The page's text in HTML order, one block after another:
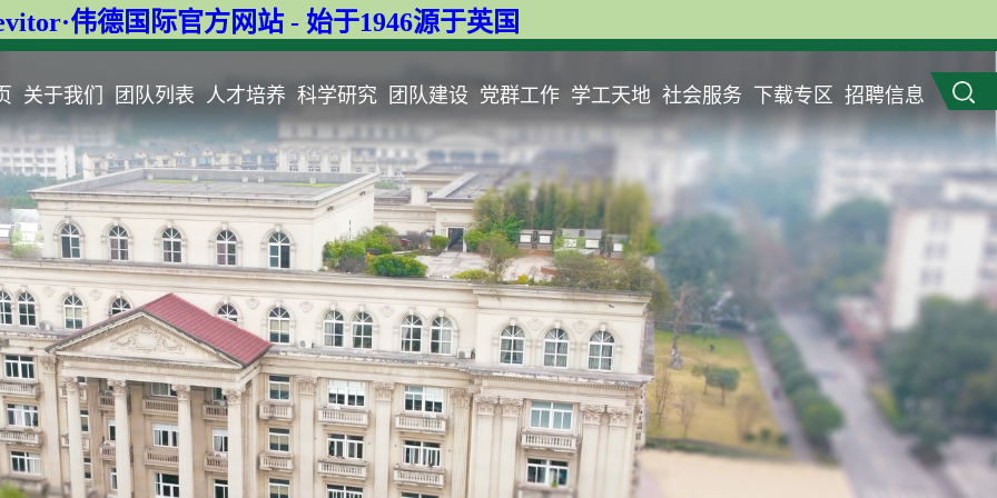
伟德国际官方网站 - 始于1946源于英国
关于我们 团队列表 人才培养 科学研究 团队建设 党群工作 学工天地 社会服务 下载专区 招聘信息